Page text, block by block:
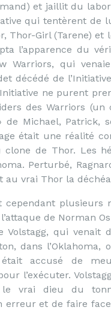
et jaillit du
qui tentèrent de
Thor-Girl (Tarene) et
l’apparence du
Warriors, qui
décédé de
ne purent
des Warriors
Michael, Patrick,
était une réalité
de Thor. Les
Perturbé,
vrai Thor la
cependant plusieurs
de Norman
Volstagg, qui venait
dans l’Oklahoma,
accusé de
l’exécuter.
le vrai dieu du
erreur et de faire